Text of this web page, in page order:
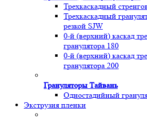
Трехкаскадный
Трехкаскадный
резкой SJW
0-й (верхний) каскад
гранулятора 180
0-й (верхний) каскад
гранулятора 200
Грануляторы Тайвань
Одностадийный
Экструзия пленки